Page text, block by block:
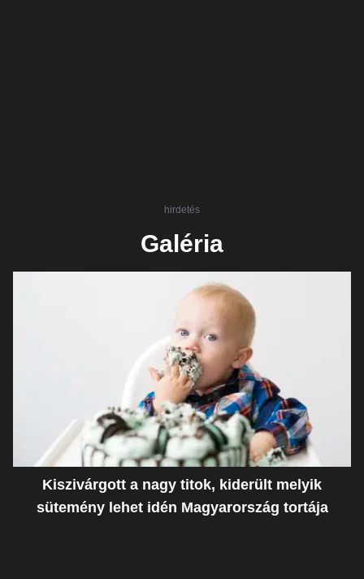
hirdetés
Galéria
Kiszivárgott a nagy titok, kiderült melyik
sütemény lehet idén Magyarország tortája